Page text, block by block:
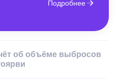
Подробнее
об объёме выбросов